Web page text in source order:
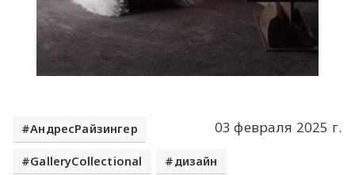
03 февраля 2025 г.
АндресРайзингер
GalleryCollectional дизайн